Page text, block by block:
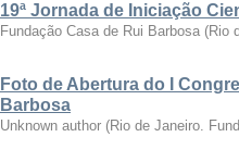
19ª Jornada de Iniciação
Fundação Casa de Rui Barbosa (Rio
Foto de Abertura do I
Barbosa
Unknown author (Rio de Janeiro.